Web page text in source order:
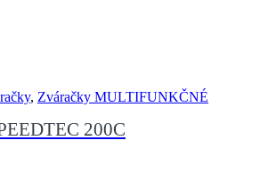
, Zváračky MULTIFUNKČNÉ
200C